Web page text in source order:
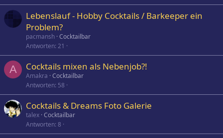
Lebenslauf - Hobby Cocktails / Barkeeper ein
Problem?
pacmansh Cocktailbar
Antworten 21
A Cocktails mixen als Nebenjob?!
Amakra Cocktailbar
Antworten 58
Cocktails & Dreams Foto Galerie
talex Cocktailbar
Antworten 8